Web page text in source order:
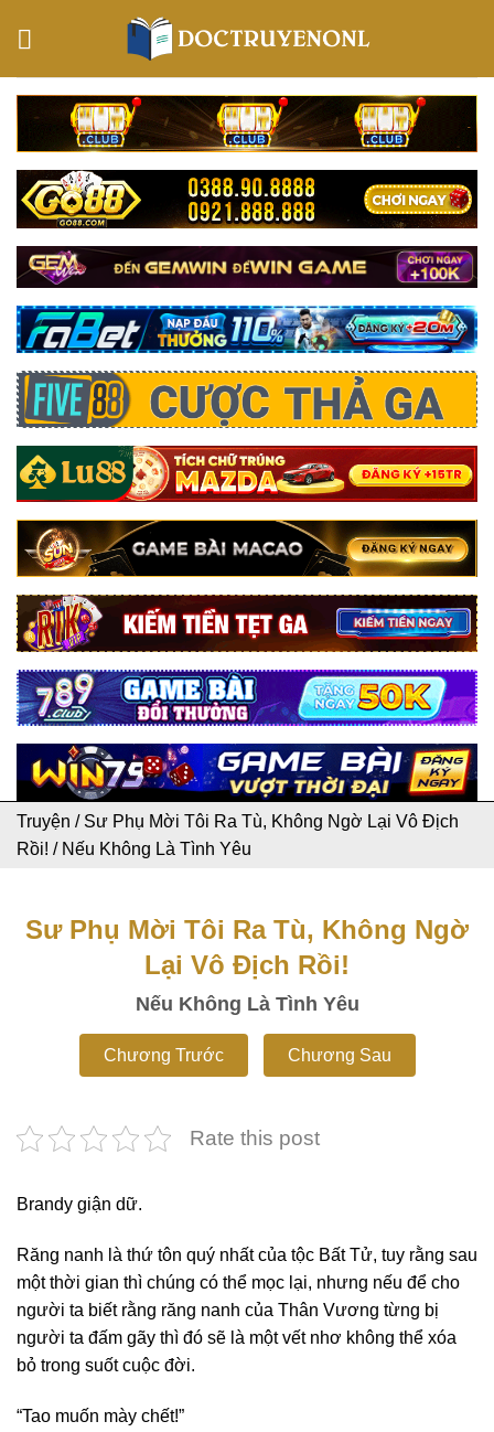
Truyện / Sư Phụ Mời Tôi Ra Tù, Không Ngờ Lại Vô Địch
Rồi! / Nếu Không Là Tình Yêu
Sư Phụ Mời Tôi Ra Tù, Không Ngờ
Lại Vô Địch Rồi!
Nếu Không Là Tình Yêu
Chương Trước Chương Sau
Rate this post
Brandy giận dữ.
Răng nanh là thứ tôn quý nhất của tộc Bất Tử, tuy rằng sau
một thời gian thì chúng có thể mọc lại, nhưng nếu để cho
người ta biết rằng răng nanh của Thân Vương từng bị
người ta đấm gãy thì đó sẽ là một vết nhơ không thể xóa
bỏ trong suốt cuộc đời.
“Tao muốn mày chết!”